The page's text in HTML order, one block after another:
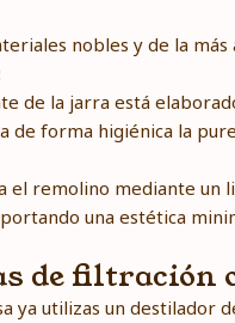
nobles y de la más
de la jarra está
forma higiénica la
el remolino mediante un
una estética
de filtración
ya utilizas un destilador